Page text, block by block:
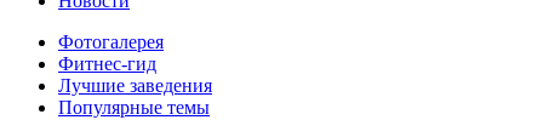
Фотогалерея
Фитнес-гид
Лучшие заведения
Популярные темы